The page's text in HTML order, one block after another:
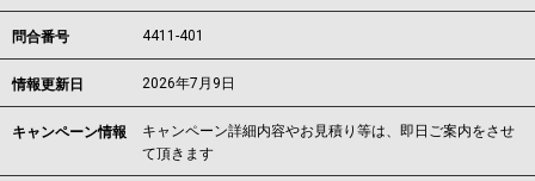
問合番号 4411-401
情報更新日 2026年7月9日
キャンペーン情報
キャンペーン詳細内容やお見積り等は、即日ご案内をさせ
て頂きます